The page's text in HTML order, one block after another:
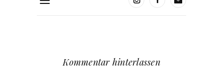
Kommentar hinterlassen